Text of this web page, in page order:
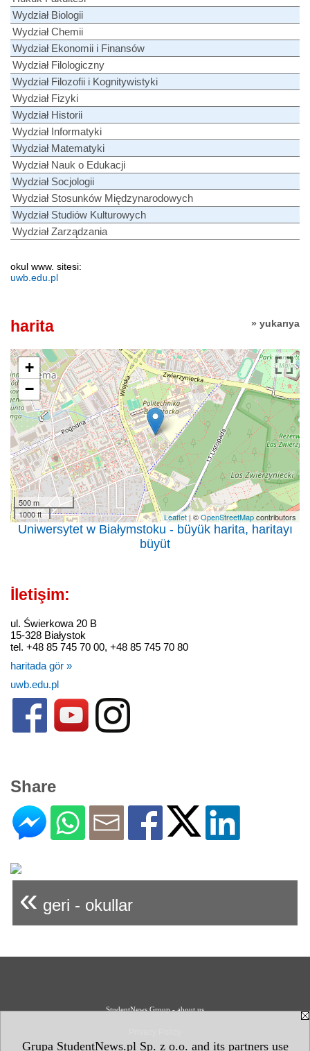
Grupa StudentNews.pl Sp. z o.o. and its partners use
Wydział Biologii
Wydział Chemii
Wydział Ekonomii i Finansów
Wydział Filologiczny
Wydział Filozofii i Kognitywistyki
Wydział Fizyki
Wydział Historii
Wydział Informatyki
Wydział Matematyki
Wydział Nauk o Edukacji
Wydział Socjologii
Wydział Stosunków Międzynarodowych
Wydział Studiów Kulturowych
Wydział Zarządzania
okul www. sitesi:
uwb.edu.pl
» yukarıya
harita
+
−
500 m
1000 ft
Leaflet| ©OpenStreetMapcontributors
Uniwersytet w Białymstoku - büyük harita, haritayı
büyüt
İletişim:
ul. Świerkowa 20 B
15-328 Białystok
tel. +48 85 745 70 00, +48 85 745 70 80
haritada gör »
uwb.edu.pl
Share
« geri - okullar
StudentNews Group - about us